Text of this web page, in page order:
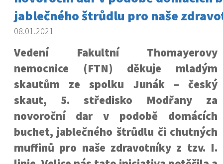
jablečného štrůdlu pro naše
08.01.2021
Vedení Fakultní Thomayerovy
nemocnice (FTN) děkuje mladým
skautům ze spolku Junák – český
skaut, 5. středisko Modřany za
novoroční dar v podobě domácích
buchet, jablečného štrůdlu či chutných
muffinů pro naše zdravotníky z tzv. I.